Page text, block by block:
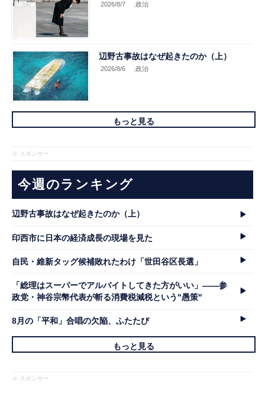
2026/8/7 .政治
辺野古事故はなぜ起きたのか（上）
2026/8/6 .政治
もっと見る
※ スポンサー
今週のランキング
辺野古事故はなぜ起きたのか（上）
印西市に日本の経済成長の現場を見た
自民・維新タッグ候補敗れたわけ「世田谷区長選」
「総理はスーパーでアルバイトしてきた方がいい」――参
政党・神谷宗幣代表が斬る消費税減税という"愚策"
8月の「平和」合唱の欠陥、ふたたび
もっと見る
※ スポンサー